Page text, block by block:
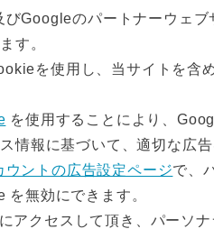
Googleのパートナーウェ
す。
を使用し、当サイトを含
を使用することにより、
情報に基づいて、適切な広
ントの広告設定ページで、
無効にできます。
にアクセスして頂き、パーソ